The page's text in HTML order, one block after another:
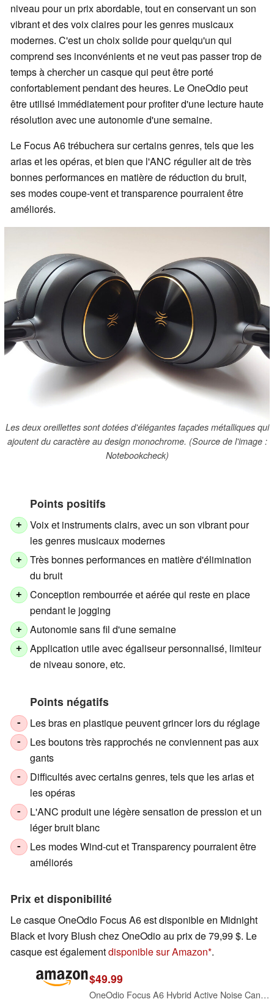
niveau pour un prix abordable, tout en conservant un son
vibrant et des voix claires pour les genres musicaux
modernes. C'est un choix solide pour quelqu'un qui
comprend ses inconvénients et ne veut pas passer trop de
temps à chercher un casque qui peut être porté
confortablement pendant des heures. Le OneOdio peut
être utilisé immédiatement pour profiter d'une lecture haute
résolution avec une autonomie d'une semaine.
Le Focus A6 trébuchera sur certains genres, tels que les
arias et les opéras, et bien que l'ANC régulier ait de très
bonnes performances en matière de réduction du bruit,
ses modes coupe-vent et transparence pourraient être
améliorés.
Les deux oreillettes sont dotées d'élégantes façades métalliques qui
ajoutent du caractère au design monochrome. (Source de l'image :
Notebookcheck)
Points positifs
+
Voix et instruments clairs, avec un son vibrant pour
les genres musicaux modernes
+
Très bonnes performances en matière d'élimination
du bruit
+
Conception rembourrée et aérée qui reste en place
pendant le jogging
+ Autonomie sans fil d'une semaine
+
Application utile avec égaliseur personnalisé, limiteur
de niveau sonore, etc.
Points négatifs
- Les bras en plastique peuvent grincer lors du réglage
-
Les boutons très rapprochés ne conviennent pas aux
gants
-
Difficultés avec certains genres, tels que les arias et
les opéras
-
L'ANC produit une légère sensation de pression et un
léger bruit blanc
-
Les modes Wind-cut et Transparency pourraient être
améliorés
Prix et disponibilité
Le casque OneOdio Focus A6 est disponible en Midnight
Black et Ivory Blush chez OneOdio au prix de 79,99 $. Le
casque est égalementdisponible sur Amazon .
$49.99
OneOdio Focus A6 Hybrid Active Noise Cancelling Headphones, 75H Playtime, LDAC Hi-Res Lossless Audio, Bluetooth 6.0, Dual Mic ENC Call, Support Wired ANC via USB-C, Wireless Over Ear Headphones